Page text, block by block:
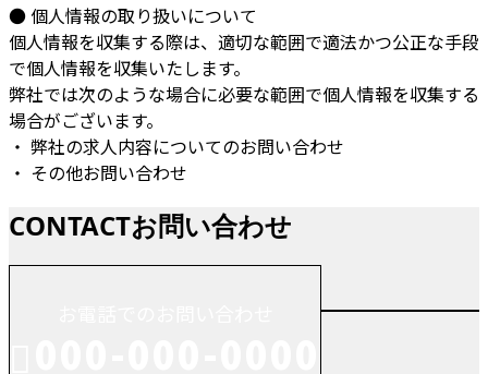
● 個人情報の取り扱いについて
個人情報を収集する際は、適切な範囲で適法かつ公正な手段
で個人情報を収集いたします。
弊社では次のような場合に必要な範囲で個人情報を収集する
場合がございます。
・ 弊社の求人内容についてのお問い合わせ
・ その他お問い合わせ
CONTACTお問い合わせ